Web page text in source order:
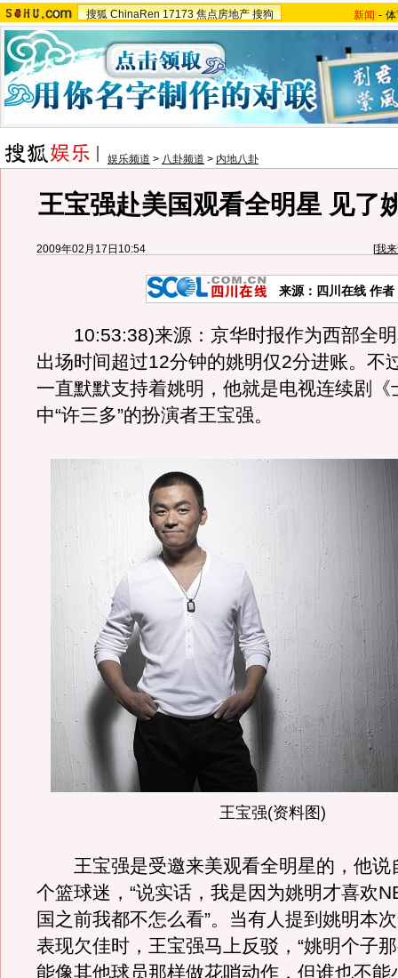
搜狐 ChinaRen 17173 焦点房地产 搜狗 新闻 -
娱乐频道 > 八卦频道 > 内地八卦
王宝强赴美国观看全明星 见了
2009年02月17日10:54 [我
来源：四川在线 作者
10:53:38)来源：京华时报作为西部全明
出场时间超过12分钟的姚明仅2分进账。不
一直默默支持着姚明，他就是电视连续剧《
中“许三多”的扮演者王宝强。
王宝强(资料图)
王宝强是受邀来美观看全明星的，他说
个篮球迷，“说实话，我是因为姚明才喜欢
国之前我都不怎么看”。当有人提到姚明本
表现欠佳时，王宝强马上反驳，“姚明个子
能像其他球员那样做花哨动作，但谁也不能